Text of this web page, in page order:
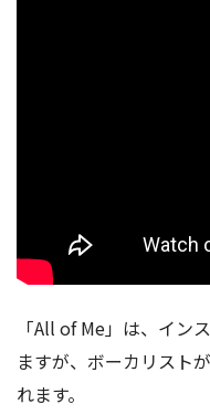
「All of Me」は、イン
ますが、ボーカリスト
れます。